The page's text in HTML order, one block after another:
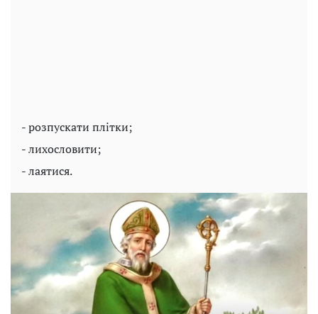
- розпускати плітки;
- лихословити;
- лаятися.